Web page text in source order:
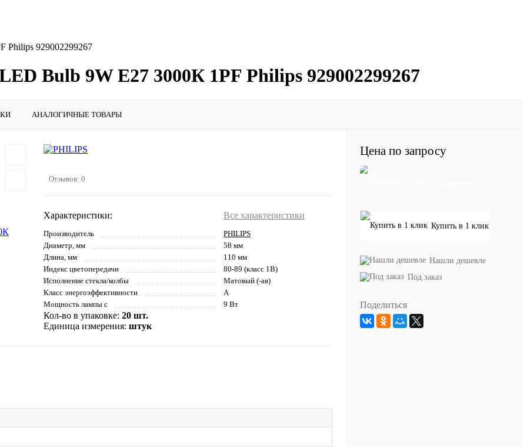
Philips 929002299267
Bulb 9W E27 3000К 1PF Philips 929002299267
АНАЛОГИЧНЫЕ ТОВАРЫ
Отзывов: 0
Характеристики: Все характеристики
Производитель
PHILIPS
Диаметр, мм
58 мм
Длина, мм
110 мм
Индекс цветопередачи
80-89 (класс 1В)
Исполнение стекла/колбы
Матовый (-ая)
Класс энергоэффективности
A
Мощность лампы с
9 Вт
Кол-во в упаковке: 20 шт.
Единица измерения: штук
Цена по запросу
Купить в 1 клик
Нашли дешевле
Под заказ
Поделиться